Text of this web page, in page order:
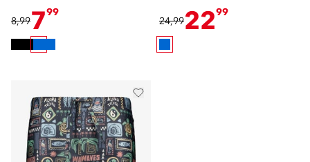
print
8,99799
24,992299